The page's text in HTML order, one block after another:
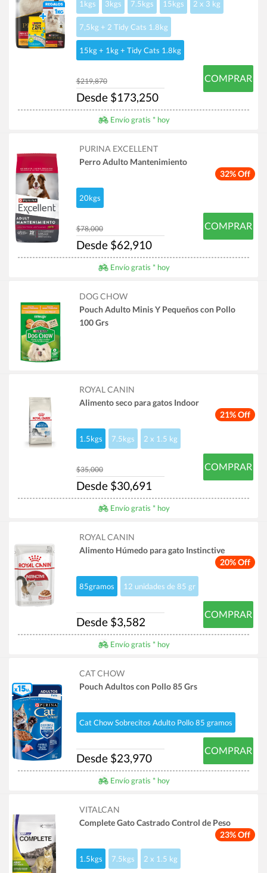
1kgs 3kgs 7.5kgs 15kgs 2 x 3 kg
7,5kg + 2 Tidy Cats 1.8kg
15kg + 1kg + Tidy Cats 1.8kg
$219,870
Desde $173,250
COMPRAR
Envío gratis * hoy
32% Off
PURINA EXCELLENT
Perro Adulto Mantenimiento
20kgs
$78,000
Desde $62,910
COMPRAR
Envío gratis * hoy
DOG CHOW
Pouch Adulto Minis Y Pequeños con Pollo
100 Grs
21% Off
ROYAL CANIN
Alimento seco para gatos Indoor
1.5kgs 7.5kgs 2 x 1.5 kg
$35,000
Desde $30,691
COMPRAR
Envío gratis * hoy
20% Off
ROYAL CANIN
Alimento Húmedo para gato Instinctive
85gramos 12 unidades de 85 gr
Desde $3,582
COMPRAR
Envío gratis * hoy
CAT CHOW
Pouch Adultos con Pollo 85 Grs
Cat Chow Sobrecitos Adulto Pollo 85 gramos
Desde $23,970
COMPRAR
Envío gratis * hoy
23% Off
VITALCAN
Complete Gato Castrado Control de Peso
1.5kgs 7.5kgs 2 x 1.5 kg